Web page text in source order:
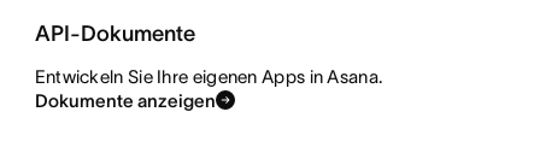
API-Dokumente
Entwickeln Sie Ihre eigenen Apps in Asana.
Dokumente anzeigen